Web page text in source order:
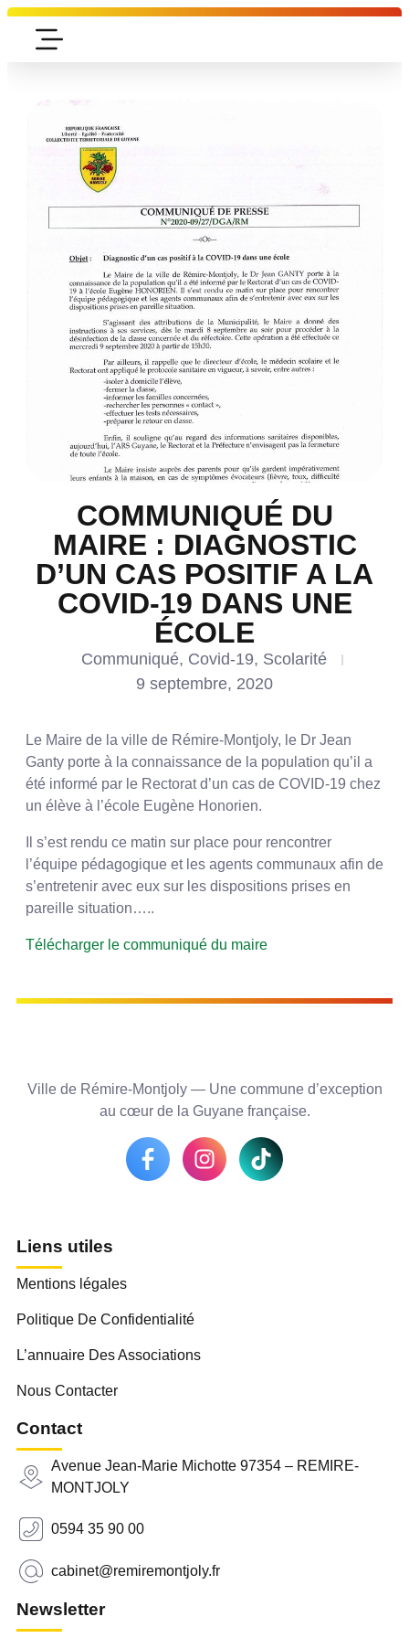
COMMUNIQUÉ DU
MAIRE : DIAGNOSTIC
D’UN CAS POSITIF A LA
COVID-19 DANS UNE
ÉCOLE
Communiqué, Covid-19, Scolarité
9 septembre, 2020
Le Maire de la ville de Rémire-Montjoly, le Dr Jean
Ganty porte à la connaissance de la population qu’il a
été informé par le Rectorat d’un cas de COVID-19 chez
un élève à l’école Eugène Honorien.
Il s’est rendu ce matin sur place pour rencontrer
l’équipe pédagogique et les agents communaux afin de
s’entretenir avec eux sur les dispositions prises en
pareille situation…..
Télécharger le communiqué du maire
Ville de Rémire-Montjoly — Une commune d’exception
au cœur de la Guyane française.
Liens utiles
Mentions légales
Politique De Confidentialité
L’annuaire Des Associations
Nous Contacter
Contact
Avenue Jean-Marie Michotte 97354 – REMIRE-
MONTJOLY
0594 35 90 00
cabinet@remiremontjoly.fr
Newsletter